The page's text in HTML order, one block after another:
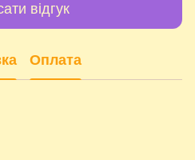
відгук
Оплата